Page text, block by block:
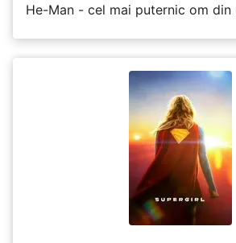
He-Man - cel mai puternic om din